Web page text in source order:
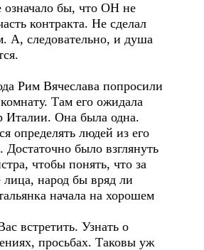
означало бы, что ОН не
контракта. Не сделал
А, следовательно, и душа
Рим Вячеслава попросили
Там его ожидала
Италии. Она была одна.
определять людей из его
Достаточно было взглянуть
чтобы понять, что за
лица, народ бы вряд ли
начала на хорошем
встретить. Узнать о
просьбах. Таковы уж